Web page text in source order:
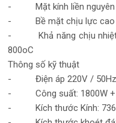
- Mặt kính liền nguyên
- Bề mặt chịu lực cao
- Khả năng chịu nhiệt
800oC
Thông số kỹ thuật
- Điện áp 220V / 50Hz
- Công suất: 1800W +
- Kích thước Kính: